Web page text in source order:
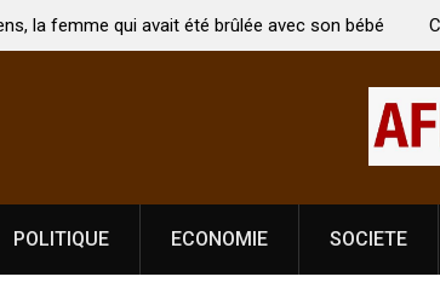
Coopération: Le ministre Indien Kirti Vardhan Singh à
Abidjan pour la célébration de la Fête de
POLITIQUE ECONOMIE SOCIETE